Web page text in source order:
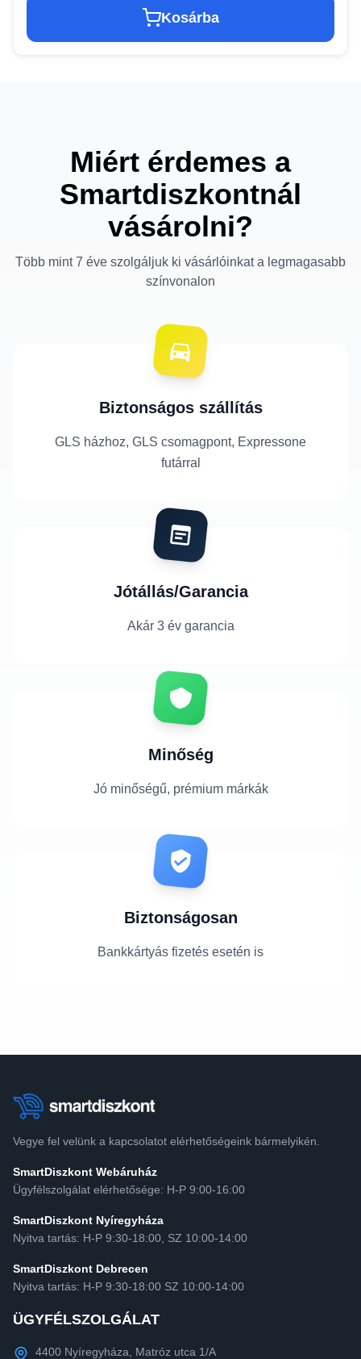
Kosárba
Miért érdemes a
Smartdiszkontnál
vásárolni?
Több mint 7 éve szolgáljuk ki vásárlóinkat a legmagasabb
színvonalon
Biztonságos szállítás
GLS házhoz, GLS csomagpont, Expressone
futárral
Jótállás/Garancia
Akár 3 év garancia
Minőség
Jó minőségű, prémium márkák
Biztonságosan
Bankkártyás fizetés esetén is
Vegye fel velünk a kapcsolatot elérhetőségeink bármelyikén.
SmartDiszkont Webáruház
Ügyfélszolgálat elérhetősége: H-P 9:00-16:00
SmartDiszkont Nyíregyháza
Nyitva tartás: H-P 9:30-18:00, SZ 10:00-14:00
SmartDiszkont Debrecen
Nyitva tartás: H-P 9:30-18:00 SZ 10:00-14:00
ÜGYFÉLSZOLGÁLAT
4400 Nyíregyháza, Matróz utca 1/A